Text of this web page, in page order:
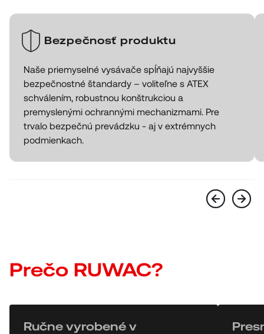
Bezpečnosť produktu
Naše priemyselné vysávače spĺňajú najvyššie
bezpečnostné štandardy – voliteľne s ATEX
schválením, robustnou konštrukciou a
premyslenými ochrannými mechanizmami. Pre
trvalo bezpečnú prevádzku - aj v extrémnych
podmienkach.
Prečo RUWAC?
Ručne vyrobené v